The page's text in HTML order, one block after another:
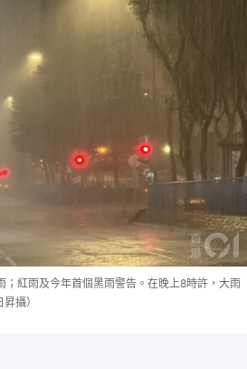
；紅雨及今年首個黑雨警告。在晚上8時許，大雨
攝）